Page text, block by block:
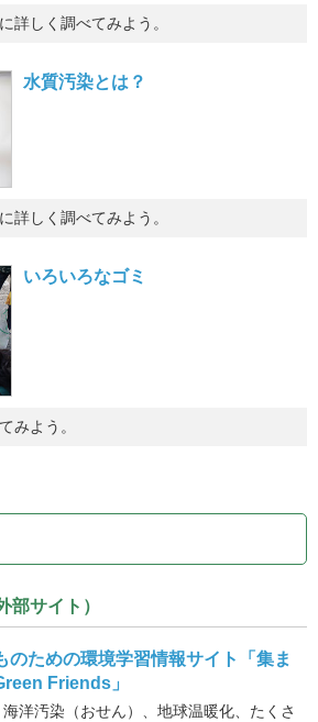
詳しく調べてみよう。
水質汚染とは？
詳しく調べてみよう。
いろいろなゴミ
みよう。
部サイト）
のための環境学習情報サイト「集ま
Friends」
海洋汚染（おせん）、地球温暖化、たくさ